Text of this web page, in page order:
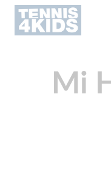
Mi